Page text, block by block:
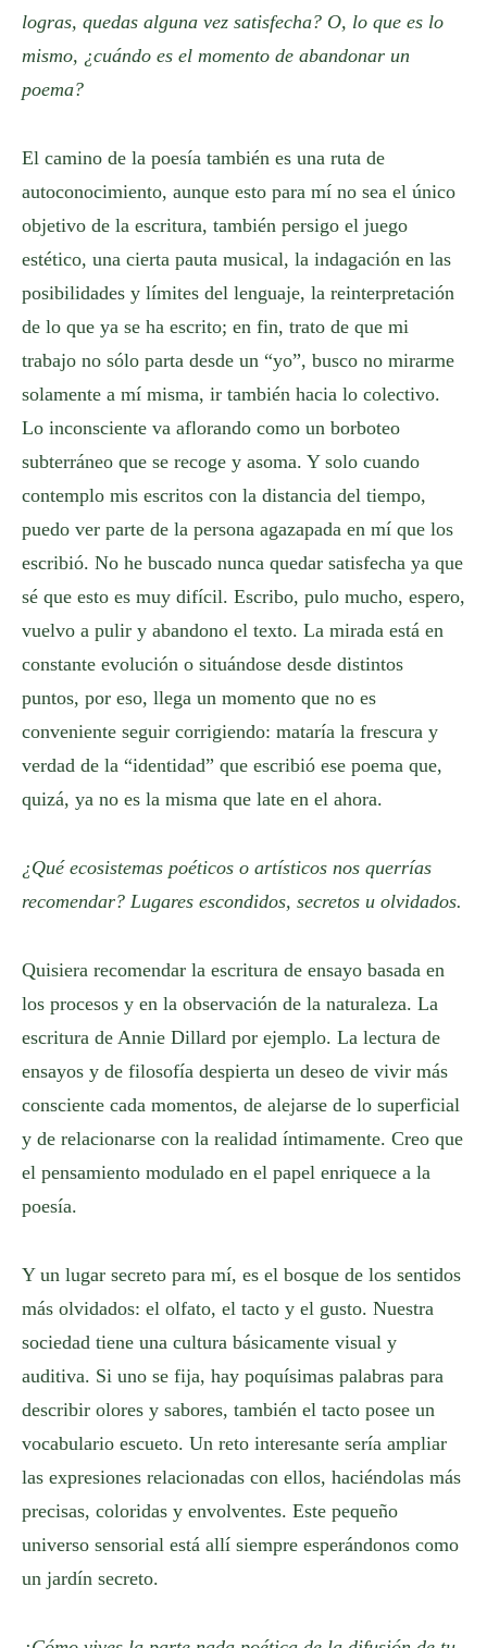
logras, quedas alguna vez satisfecha? O, lo que es lo
mismo, ¿cuándo es el momento de abandonar un
poema?
El camino de la poesía también es una ruta de
autoconocimiento, aunque esto para mí no sea el único
objetivo de la escritura, también persigo el juego
estético, una cierta pauta musical, la indagación en las
posibilidades y límites del lenguaje, la reinterpretación
de lo que ya se ha escrito; en fin, trato de que mi
trabajo no sólo parta desde un “yo”, busco no mirarme
solamente a mí misma, ir también hacia lo colectivo.
Lo inconsciente va aflorando como un borboteo
subterráneo que se recoge y asoma. Y solo cuando
contemplo mis escritos con la distancia del tiempo,
puedo ver parte de la persona agazapada en mí que los
escribió. No he buscado nunca quedar satisfecha ya que
sé que esto es muy difícil. Escribo, pulo mucho, espero,
vuelvo a pulir y abandono el texto. La mirada está en
constante evolución o situándose desde distintos
puntos, por eso, llega un momento que no es
conveniente seguir corrigiendo: mataría la frescura y
verdad de la “identidad” que escribió ese poema que,
quizá, ya no es la misma que late en el ahora.
¿Qué ecosistemas poéticos o artísticos nos querrías
recomendar? Lugares escondidos, secretos u olvidados.
Quisiera recomendar la escritura de ensayo basada en
los procesos y en la observación de la naturaleza. La
escritura de Annie Dillard por ejemplo. La lectura de
ensayos y de filosofía despierta un deseo de vivir más
consciente cada momentos, de alejarse de lo superficial
y de relacionarse con la realidad íntimamente. Creo que
el pensamiento modulado en el papel enriquece a la
poesía.
Y un lugar secreto para mí, es el bosque de los sentidos
más olvidados: el olfato, el tacto y el gusto. Nuestra
sociedad tiene una cultura básicamente visual y
auditiva. Si uno se fija, hay poquísimas palabras para
describir olores y sabores, también el tacto posee un
vocabulario escueto. Un reto interesante sería ampliar
las expresiones relacionadas con ellos, haciéndolas más
precisas, coloridas y envolventes. Este pequeño
universo sensorial está allí siempre esperándonos como
un jardín secreto.